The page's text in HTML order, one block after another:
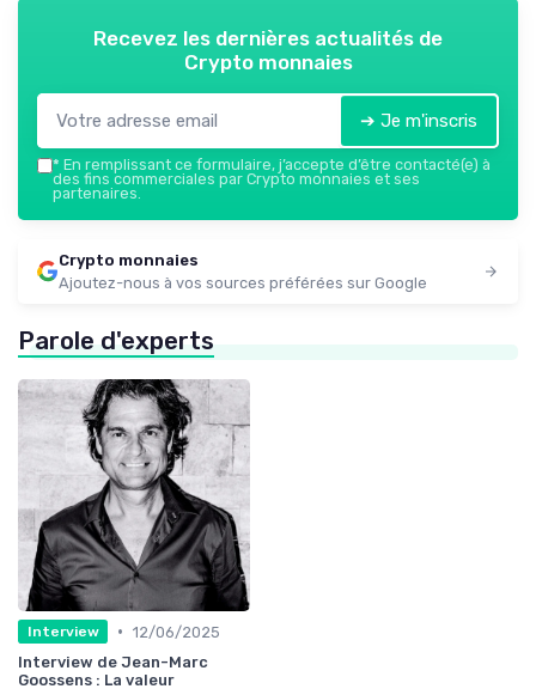
Recevez les dernières actualités de
Crypto monnaies
➔ Je m'inscris
* En remplissant ce formulaire, j’accepte d’être contacté(e) à
des fins commerciales par Crypto monnaies et ses
partenaires.
Crypto monnaies
Ajoutez-nous à vos sources préférées sur Google
Parole d'experts
Interview • 12/06/2025
Interview de Jean-Marc
Goossens : La valeur